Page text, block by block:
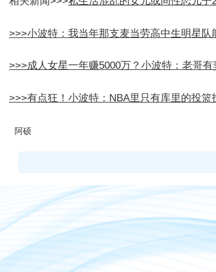
>>>小波特：我当年那支麦当劳高中生明星队
>>>成人女星一年赚5000万？小波特：老哥
>>>有点狂！小波特：NBA里只有库里的投篮
阿硕